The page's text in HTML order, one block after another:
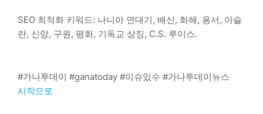
SEO 최적화 키워드: 나니아 연대기, 배신, 화해, 용서, 아슬
란, 신앙, 구원, 평화, 기독교 상징, C.S. 루이스.
#가나투데이 #ganatoday #이슈있수 #가나투데이뉴스
시작으로